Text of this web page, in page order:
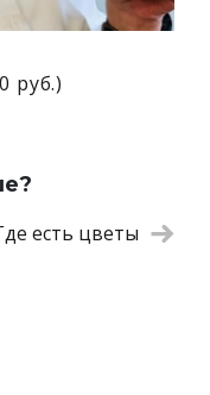
руб.)
есть цветы